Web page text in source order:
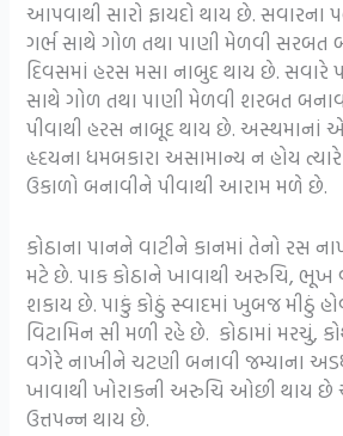
આપવાથી સારો ફાયદો થાય છે. સવારના
ગર્ભ સાથે ગોળ તથા પાણી મેળવી સરબત
દિવસમાં હરસ મસા નાબુદ થાય છે. સવારે
સાથે ગોળ તથા પાણી મેળવી શરબત
પીવાથી હરસ નાબૂદ થાય છે.
હૃદયના ધમબકારા અસામાન્ય ન હોય ત્યારે
ઉકાળો બનાવીને પીવાથી આરામ મળે છે.
કોઠાના પાનને વાટીને કાનમાં તેનો રસ
મટે છે. પાક કોઠાને ખાવાથી અરુચિ, ભૂખ
શકાય છે. પાકું કોઠું સ્વાદમાં ખુબજ મીઠું
વિટામિન સી મળી રહે છે. કોઠામાં મરચું,
વગેરે નાખીને ચટણી બનાવી જમ્યાના
ખાવાથી ખોરાકની અરુચિ ઓછી થાય છે
ઉત્તપન્ન થાય છે.